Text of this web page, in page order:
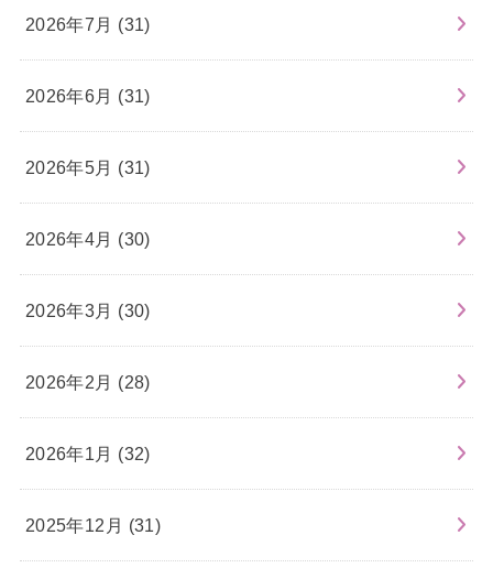
2026年7月 (31)
2026年6月 (31)
2026年5月 (31)
2026年4月 (30)
2026年3月 (30)
2026年2月 (28)
2026年1月 (32)
2025年12月 (31)